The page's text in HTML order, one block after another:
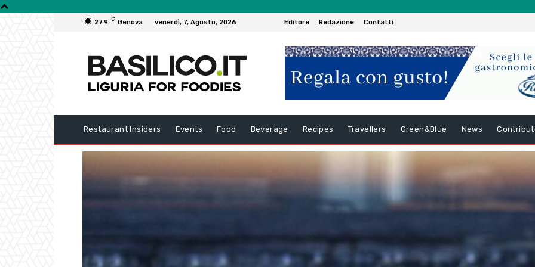
27.9 C Genova venerdì, 7, Agosto, 2026 Editore Redazione Contatti
Restaurant Insiders Events Food Beverage Recipes Travellers Green&Blue News